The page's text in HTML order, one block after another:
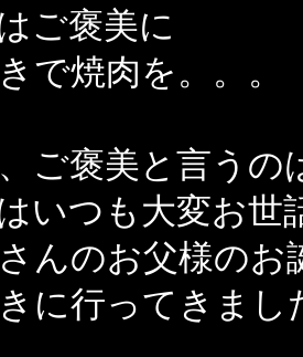
ご褒美に
で焼肉を。。。
ご褒美と言う
いつも大変お世
んのお父様のお
に行ってきまし